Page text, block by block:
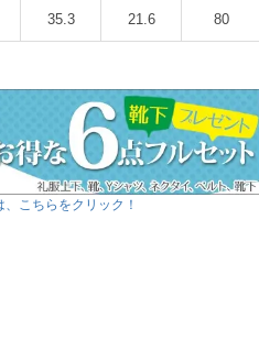
35.3 21.6 80
こちらをクリック！